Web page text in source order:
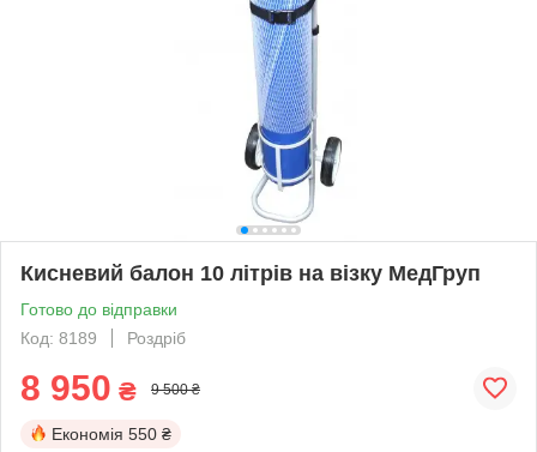
Кисневий балон 10 літрів на візку МедГруп
Готово до відправки
Код: 8189
Роздріб
8 950 ₴ 9 500 ₴
Економія 550 ₴